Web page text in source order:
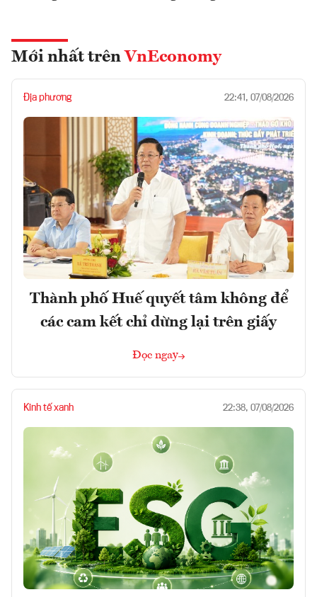
Mới nhất trên VnEconomy
Địa phương 22:41, 07/08/2026
Thành phố Huế quyết tâm không để
các cam kết chỉ dừng lại trên giấy
Đọc ngay
Kinh tế xanh 22:38, 07/08/2026